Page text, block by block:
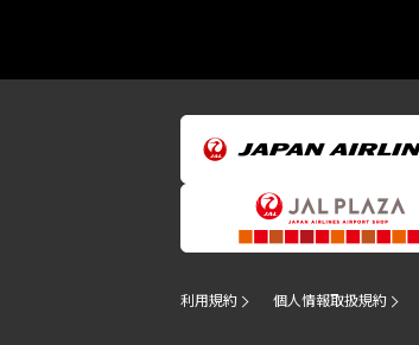
利用規約 個人情報取扱規約